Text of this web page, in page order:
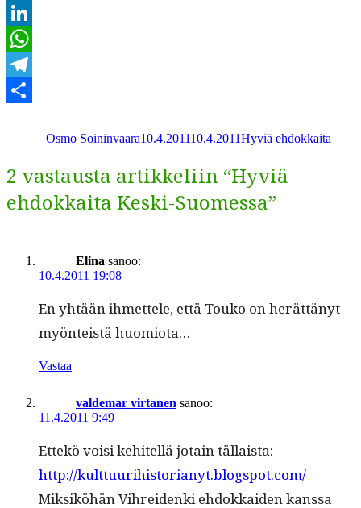
Email
LinkedIn
WhatsApp
Telegram
Osmo Soininvaara10.4.201110.4.2011Hyviä ehdokkaita
2 vastausta artikkeliin “Hyviä
ehdokkaita Keski-Suomessa”
Elina sanoo:
10.4.2011 19:08
En yhtään ihmettele, että Touko on herät­tänyt
myön­teistä huomiota…
Vastaa
valdemar virtanen sanoo:
11.4.2011 9:49
Ettekö voisi kehitel­lä jotain tällaista:
http://kulttuurihistorianyt.blogspot.com/
Mik­siköhän Vihrei­den­ki ehdokkaiden kanssa